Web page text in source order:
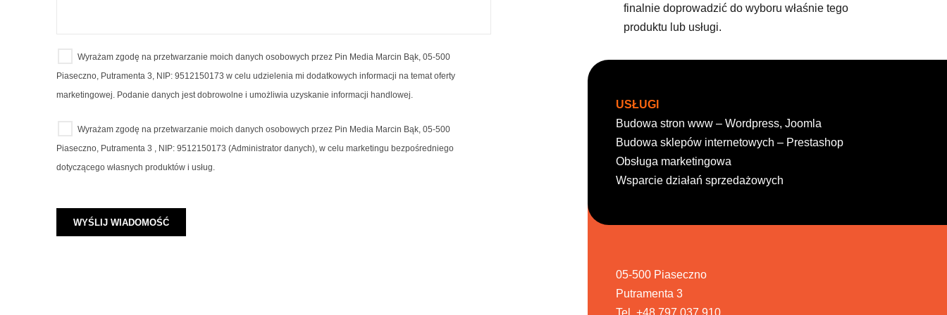
Wyrażam zgodę na przetwarzanie moich danych osobowych przez Pin Media Marcin Bąk, 05-500
Piaseczno, Putramenta 3, NIP: 9512150173 w celu udzielenia mi dodatkowych informacji na temat oferty
marketingowej. Podanie danych jest dobrowolne i umożliwia uzyskanie informacji handlowej.
Wyrażam zgodę na przetwarzanie moich danych osobowych przez Pin Media Marcin Bąk, 05-500
Piaseczno, Putramenta 3 , NIP: 9512150173 (Administrator danych), w celu marketingu bezpośredniego
dotyczącego własnych produktów i usług.
WYŚLIJ WIADOMOŚĆ
finalnie doprowadzić do wyboru właśnie tego
produktu lub usługi.
USŁUGI
Budowa stron www – Wordpress, Joomla
Budowa sklepów internetowych – Prestashop
Obsługa marketingowa
Wsparcie działań sprzedażowych
05-500 Piaseczno
Putramenta 3
Tel. +48 797 037 910